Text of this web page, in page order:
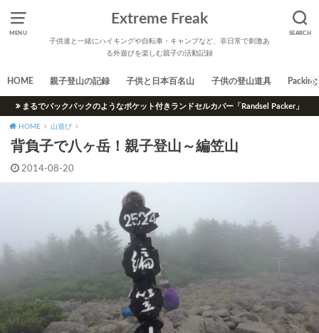
MENU SEARCH
Extreme Freak
子供達と一緒にハイキングや自転車・キャンプなど、非日常で刺激あ
る外遊びを楽しむ親子の活動記録
HOME 親子登山の記録 子供と日本百名山 子供の登山道具 Packing
まるでバックパックのようなポケット付きランドセルカバー「Randsel Packer」
HOME 山遊び
背負子で八ヶ岳！親子登山～編笠山
2014-08-20